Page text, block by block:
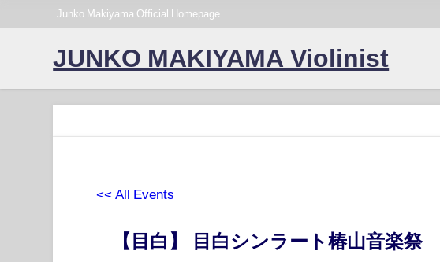
Junko Makiyama Official Homepage
JUNKO MAKIYAMA Violinist
<< All Events
【目白】 目白シンラート椿山音楽祭